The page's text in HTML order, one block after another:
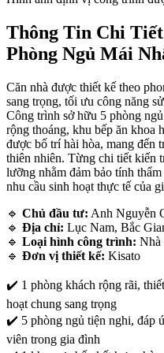
Thông Tin Chi
Phòng Ngủ Mái
Căn nhà được thiết kế theo
sang trọng, tối ưu công năng
Công trình sở hữu 5 phòng
rộng thoáng, khu bếp ăn khoa
được bố trí hài hòa, mang đến
thiên nhiên. Từng chi tiết kiến
lưỡng nhằm đảm bảo tính
nhu cầu sinh hoạt thực tế của
🔹 Chủ đầu tư: Anh Nguyễn
🔹 Địa chỉ: Lục Nam, Bắc
🔹 Loại hình công trình: Nhà
🔹 Đơn vị thiết kế: Kisato
✔️ 1 phòng khách rộng rãi,
hoạt chung sang trọng
✔️ 5 phòng ngủ tiện nghi, đáp
viên trong gia đình